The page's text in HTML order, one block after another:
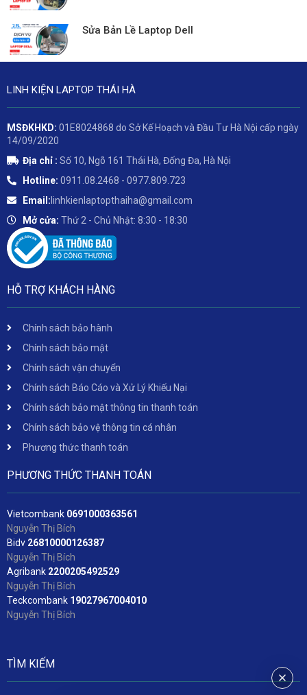
Sửa Bản Lề Laptop Dell
LINH KIỆN LAPTOP THÁI HÀ
MSĐKHKD: 01E8024868 do Sở Kế Hoạch và Đầu Tư Hà Nội cấp ngày
14/09/2020
Địa chỉ : Số 10, Ngõ 161 Thái Hà, Đống Đa, Hà Nội
Hotline: 0911.08.2468 - 0977.809.723
Email: linhkienlaptopthaiha@gmail.com
Mở cửa: Thứ 2 - Chủ Nhật: 8:30 - 18:30
HỖ TRỢ KHÁCH HÀNG
Chính sách bảo hành
Chính sách bảo mật
Chính sách vận chuyển
Chính sách Báo Cáo và Xử Lý Khiếu Nại
Chính sách bảo mật thông tin thanh toán
Chính sách bảo vệ thông tin cá nhân
Phương thức thanh toán
PHƯƠNG THỨC THANH TOÁN
Vietcombank 0691000363561
Nguyễn Thị Bích
Bidv 26810000126387
Nguyễn Thị Bích
Agribank 2200205492529
Nguyễn Thị Bích
Teckcombank 19027967004010
Nguyễn Thị Bích
TÌM KIẾM